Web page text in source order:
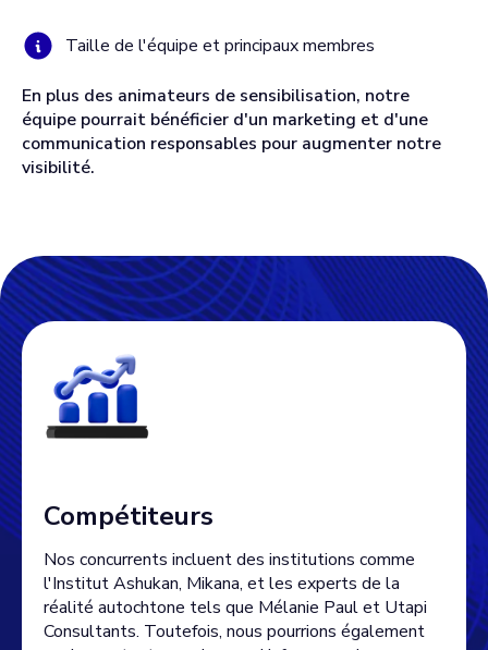
Taille de l'équipe et principaux membres
En plus des animateurs de sensibilisation, notre
équipe pourrait bénéficier d'un marketing et d'une
communication responsables pour augmenter notre
visibilité.
Compétiteurs
Nos concurrents incluent des institutions comme
l'Institut Ashukan, Mikana, et les experts de la
réalité autochtone tels que Mélanie Paul et Utapi
Consultants. Toutefois, nous pourrions également